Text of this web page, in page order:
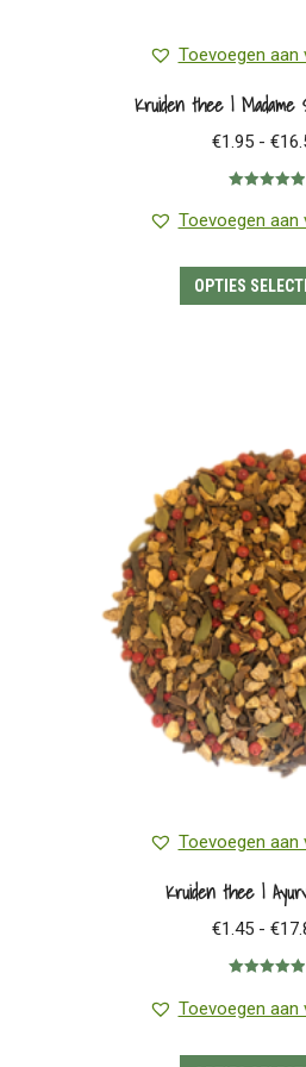
Toevoegen aan
Kruiden thee | Madame
€1.95 - €
5.00 uit 5
Toevoegen aan
OPTIES
Toevoegen aan
Kruiden thee |
€1.45 - €
5.00 uit 5
Toevoegen aan